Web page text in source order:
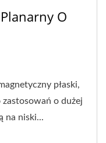
O
płaski,
o dużej
na niski...